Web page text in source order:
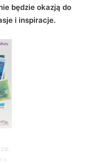
będzie okazją do
i inspiracje.